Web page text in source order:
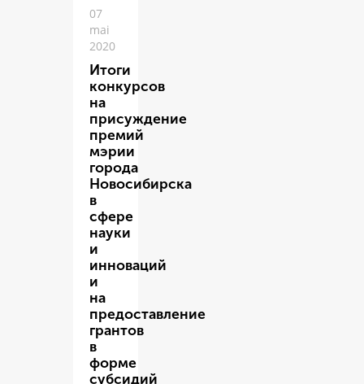
07
mai
2020
Итоги
конкурсов
на
присуждение
премий
мэрии
города
Новосибирска
в
сфере
науки
и
инноваций
и
на
предоставление
грантов
в
форме
субсидий